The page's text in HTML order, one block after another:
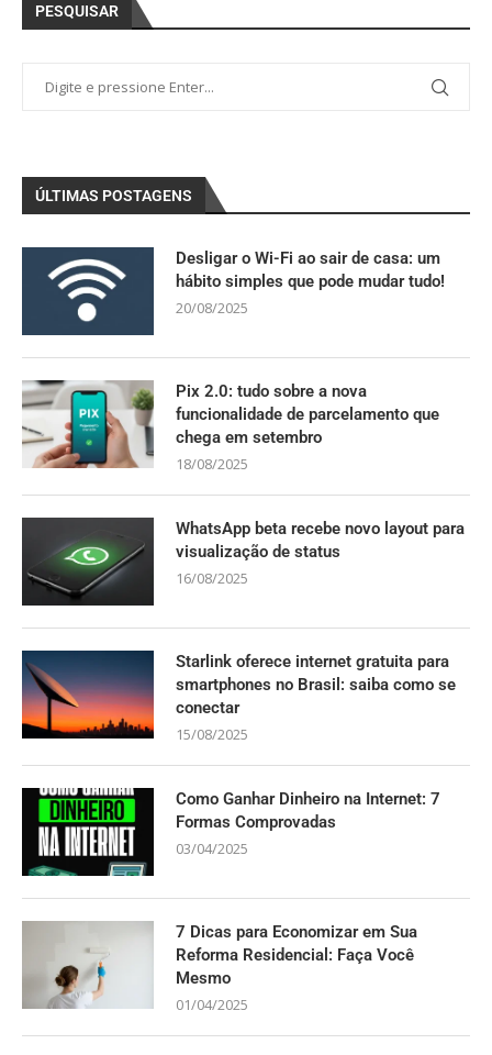
PESQUISAR
ÚLTIMAS POSTAGENS
Desligar o Wi-Fi ao sair de casa: um
hábito simples que pode mudar tudo!
20/08/2025
Pix 2.0: tudo sobre a nova
funcionalidade de parcelamento que
chega em setembro
18/08/2025
WhatsApp beta recebe novo layout para
visualização de status
16/08/2025
Starlink oferece internet gratuita para
smartphones no Brasil: saiba como se
conectar
15/08/2025
Como Ganhar Dinheiro na Internet: 7
Formas Comprovadas
03/04/2025
7 Dicas para Economizar em Sua
Reforma Residencial: Faça Você
Mesmo
01/04/2025